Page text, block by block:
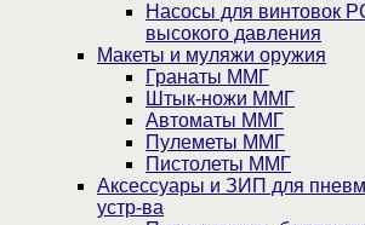
Насосы для винтовок
высокого давления
Макеты и муляжи оружия
Гранаты ММГ
Штык-ножи ММГ
Автоматы ММГ
Пулеметы ММГ
Пистолеты ММГ
Аксессуары и ЗИП для
устр-ва